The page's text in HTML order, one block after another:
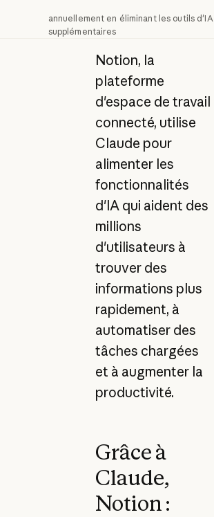
annuellement en éliminant les outils d'IA
supplémentaires
Notion, la
plateforme
d'espace de travail
connecté, utilise
Claude pour
alimenter les
fonctionnalités
d'IA qui aident des
millions
d'utilisateurs à
trouver des
informations plus
rapidement, à
automatiser des
tâches chargées
et à augmenter la
productivité.
Grâce à
Claude,
Notion :